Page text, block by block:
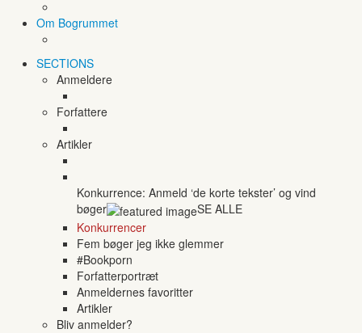
Om Bogrummet
SECTIONS
Anmeldere
Forfattere
Artikler
Konkurrence: Anmeld ‘de korte tekster’ og vind
bøger
SE ALLE
Konkurrencer
Fem bøger jeg ikke glemmer
#Bookporn
Forfatterportræt
Anmeldernes favoritter
Artikler
Bliv anmelder?